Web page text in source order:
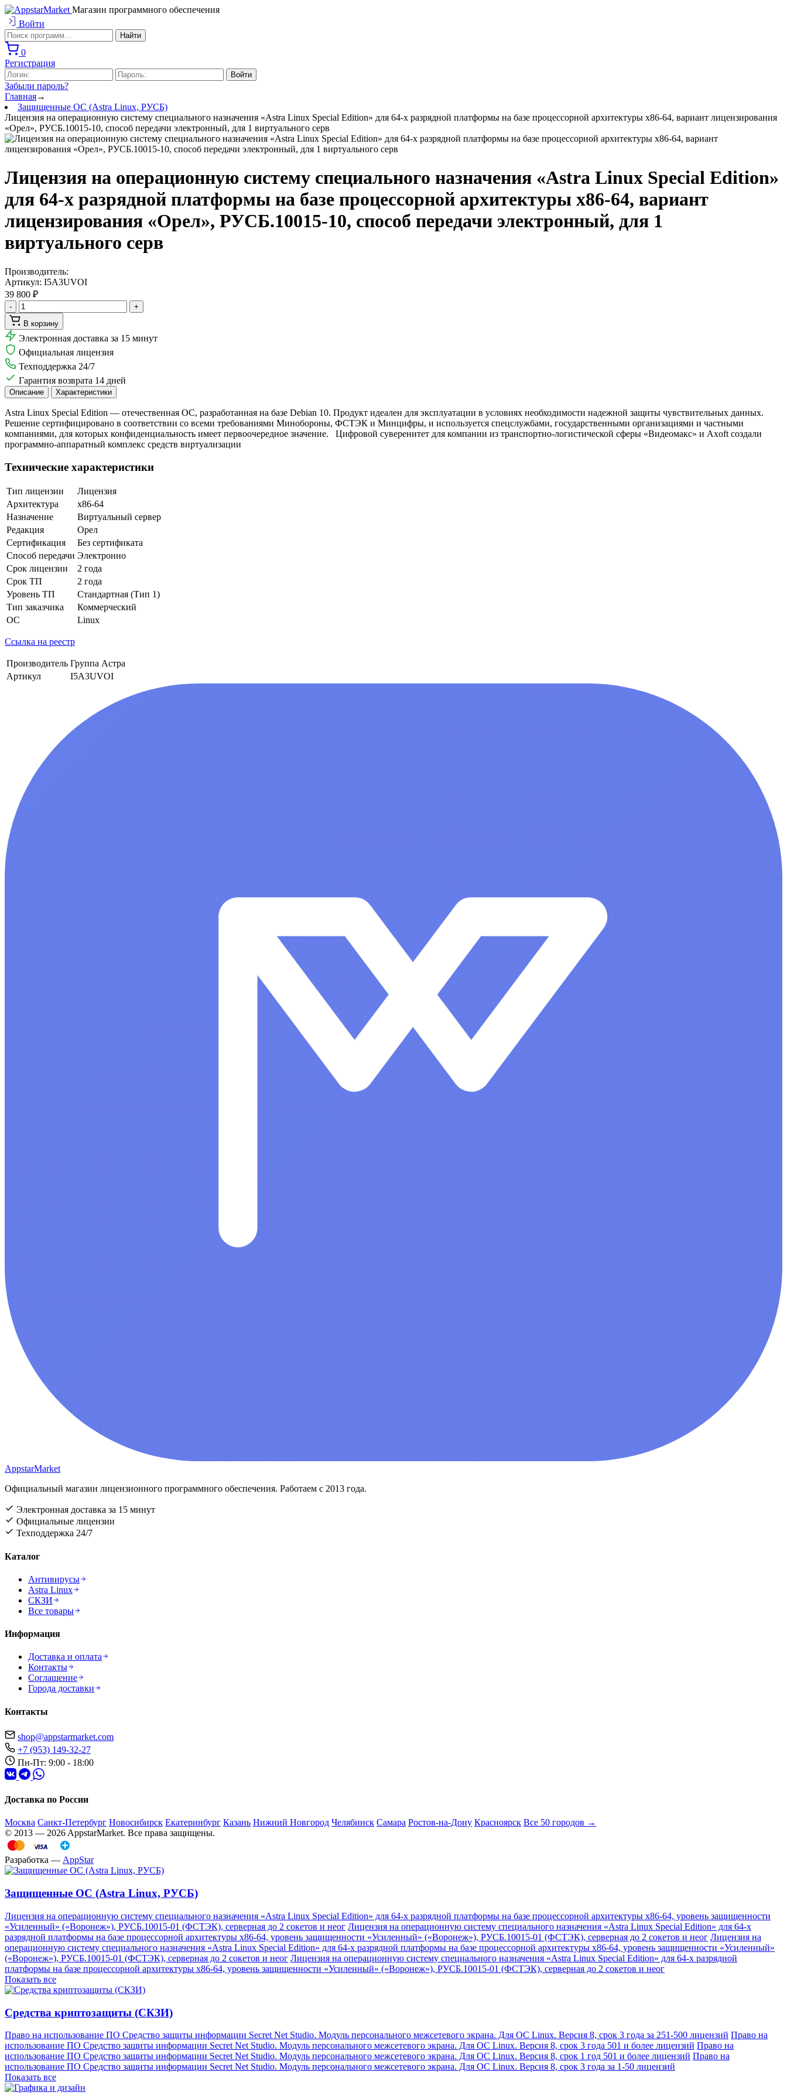
Магазин программного обеспечения
Войти
0
Регистрация
Забыли пароль?
Главная→
Защищенные ОС (Astra Linux, РУСБ)
Лицензия на операционную систему специального назначения «Astra Linux Special Edition» для 64-х разрядной платформы на базе процессорной архитектуры х86-64, вариант лицензирования
«Орел», РУСБ.10015-10, способ передачи электронный, для 1 виртуального серв
Лицензия на операционную систему специального назначения «Astra Linux Special Edition»
для 64-х разрядной платформы на базе процессорной архитектуры х86-64, вариант
лицензирования «Орел», РУСБ.10015-10, способ передачи электронный, для 1
виртуального серв
Производитель:
Артикул: I5A3UVOI
39 800 ₽
-
+
В корзину
Электронная доставка за 15 минут
Официальная лицензия
Техподдержка 24/7
Гарантия возврата 14 дней
Описание Характеристики
Astra Linux Special Edition — отечественная ОС, разработанная на базе Debian 10. Продукт идеален для эксплуатации в условиях необходимости надежной защиты чувствительных данных.
Решение сертифицировано в соответствии со всеми требованиями Минобороны, ФСТЭК и Минцифры, и используется спецслужбами, государственными организациями и частными
компаниями, для которых конфиденциальность имеет первоочередное значение. Цифровой суверенитет для компании из транспортно-логистической сферы «Видеомакс» и Axoft создали
программно-аппаратный комплекс средств виртуализации
Технические характеристики
Тип лицензии
Лицензия
Архитектура
х86-64
Назначение
Виртуальный сервер
Редакция
Орел
Сертификация
Без сертификата
Способ передачи Электронно
Срок лицензии
2 года
Срок ТП
2 года
Уровень ТП
Стандартная (Тип 1)
Тип заказчика
Коммерческий
ОС
Linux
Ссылка на реестр
Производитель Группа Астра
Артикул
I5A3UVOI
AppstarMarket
Официальный магазин лицензионного программного обеспечения. Работаем с 2013 года.
Электронная доставка за 15 минут
Официальные лицензии
Техподдержка 24/7
Каталог
Антивирусы
Astra Linux
СКЗИ
Все товары
Информация
Доставка и оплата
Контакты
Соглашение
Города доставки
Контакты
shop@appstarmarket.com
+7 (953) 149-32-27
Пн-Пт: 9:00 - 18:00
Доставка по России
Москва Санкт-Петербург Новосибирск Екатеринбург Казань Нижний Новгород Челябинск Самара Ростов-на-Дону Красноярск Все 50 городов →
© 2013 — 2026 AppstarMarket. Все права защищены.
Разработка — AppStar
Защищенные ОС (Astra Linux, РУСБ)
Лицензия на операционную систему специального назначения «Astra Linux Special Edition» для 64-х разрядной платформы на базе процессорной архитектуры х86-64, уровень защищенности
«Усиленный» («Воронеж»), РУСБ.10015-01 (ФСТЭК), серверная до 2 сокетов и неог Лицензия на операционную систему специального назначения «Astra Linux Special Edition» для 64-х
разрядной платформы на базе процессорной архитектуры х86-64, уровень защищенности «Усиленный» («Воронеж»), РУСБ.10015-01 (ФСТЭК), серверная до 2 сокетов и неог Лицензия на
операционную систему специального назначения «Astra Linux Special Edition» для 64-х разрядной платформы на базе процессорной архитектуры х86-64, уровень защищенности «Усиленный»
(«Воронеж»), РУСБ.10015-01 (ФСТЭК), серверная до 2 сокетов и неог Лицензия на операционную систему специального назначения «Astra Linux Special Edition» для 64-х разрядной
платформы на базе процессорной архитектуры х86-64, уровень защищенности «Усиленный» («Воронеж»), РУСБ.10015-01 (ФСТЭК), серверная до 2 сокетов и неог
Показать все
Средства криптозащиты (СКЗИ)
Право на использование ПО Средство защиты информации Secret Net Studio. Модуль персонального межсетевого экрана. Для ОС Linux. Версия 8, срок 3 года за 251-500 лицензий Право на
использование ПО Средство защиты информации Secret Net Studio. Модуль персонального межсетевого экрана. Для ОС Linux. Версия 8, срок 3 года 501 и более лицензий Право на
использование ПО Средство защиты информации Secret Net Studio. Модуль персонального межсетевого экрана. Для ОС Linux. Версия 8, срок 1 год 501 и более лицензий Право на
использование ПО Средство защиты информации Secret Net Studio. Модуль персонального межсетевого экрана. Для ОС Linux. Версия 8, срок 3 года за 1-50 лицензий
Показать все